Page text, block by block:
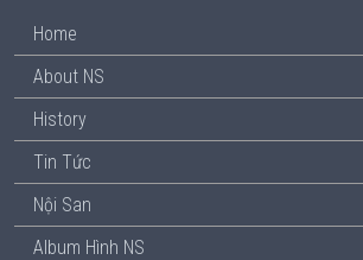
Home
About NS
History
Tin Tức
Nội San
Album Hình NS